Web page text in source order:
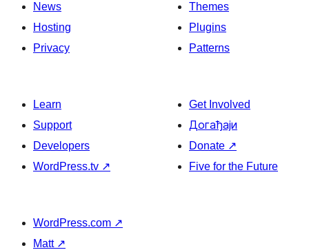
News
Hosting
Privacy
Themes
Plugins
Patterns
Learn
Support
Developers
WordPress.tv ↗
Get Involved
Догађаји
Donate ↗
Five for the Future
WordPress.com ↗
Matt ↗